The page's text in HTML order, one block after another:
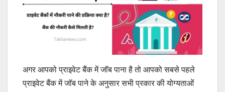
अगर आपको प्राइवेट बैंक में जॉब पाना है तो आपको सबसे पहले
प्राइवेट बैंक में जॉब पाने के अनुसार सभी प्रकार की योग्यताओं